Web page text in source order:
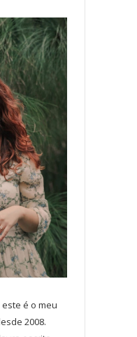
este é o meu
2008.